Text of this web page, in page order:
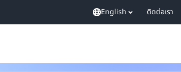
English ติดต่อเรา